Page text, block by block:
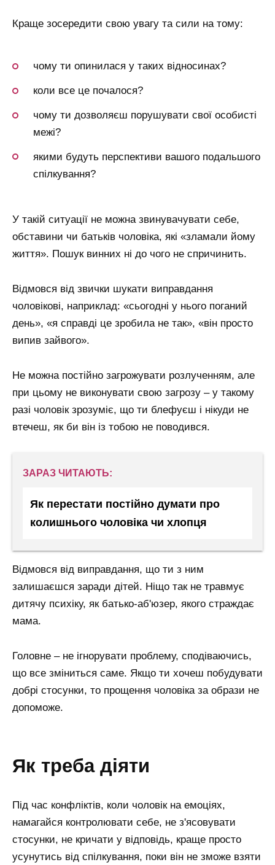
Краще зосередити свою увагу та сили на тому:
чому ти опинилася у таких відносинах?
коли все це почалося?
чому ти дозволяєш порушувати свої особисті
межі?
якими будуть перспективи вашого подальшого
спілкування?
У такій ситуації не можна звинувачувати себе,
обставини чи батьків чоловіка, які «зламали йому
життя». Пошук винних ні до чого не спричинить.
Відмовся від звички шукати виправдання
чоловікові, наприклад: «сьогодні у нього поганий
день», «я справді це зробила не так», «він просто
випив зайвого».
Не можна постійно загрожувати розлученням, але
при цьому не виконувати свою загрозу – у такому
разі чоловік зрозуміє, що ти блефуєш і нікуди не
втечеш, як би він із тобою не поводився.
ЗАРАЗ ЧИТАЮТЬ:
Як перестати постійно думати про
колишнього чоловіка чи хлопця
Відмовся від виправдання, що ти з ним
залишаєшся заради дітей. Ніщо так не травмує
дитячу психіку, як батько-аб'юзер, якого страждає
мама.
Головне – не ігнорувати проблему, сподіваючись,
що все зміниться саме. Якщо ти хочеш побудувати
добрі стосунки, то прощення чоловіка за образи не
допоможе.
як треба діяти
Під час конфліктів, коли чоловік на емоціях,
намагайся контролювати себе, не з'ясовувати
стосунки, не кричати у відповідь, краще просто
усунутись від спілкування, поки він не зможе взяти